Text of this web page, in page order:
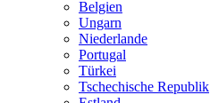
Belgien
Ungarn
Niederlande
Portugal
Türkei
Tschechische Republik